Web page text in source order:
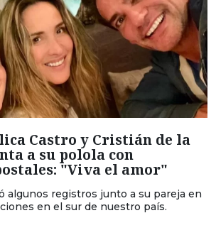
Castro y Cristián de la
a su polola con
"Viva el amor"
algunos registros junto a su pareja en
en el sur de nuestro país.